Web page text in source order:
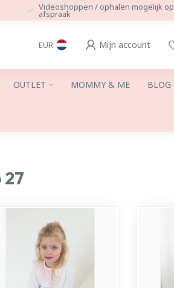
Videoshoppen / ophalen mogelijk op
afspraak
EUR Mijn account
OUTLET MOMMY & ME BLOG
27